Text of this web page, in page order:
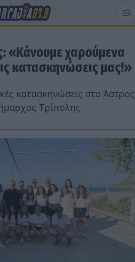
«Κάνουμε χαρούμενα
κατασκηνώσεις μας!»
κατασκηνώσεις στο Άστρος
Τρίπολης.